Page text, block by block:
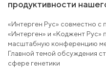
продуктивности
«Интерген Рус» совместно
«Интерген» и «Коджент Рус»
масштабную конференцию
Главной темой обсуждения
сфере генетики